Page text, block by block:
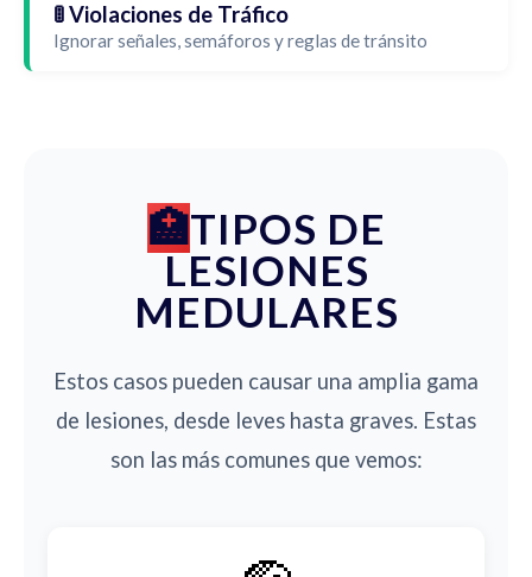
🚦 Violaciones de Tráfico
Ignorar señales, semáforos y reglas de tránsito
TIPOS DE
LESIONES
MEDULARES
Estos casos pueden causar una amplia gama
de lesiones, desde leves hasta graves. Estas
son las más comunes que vemos: